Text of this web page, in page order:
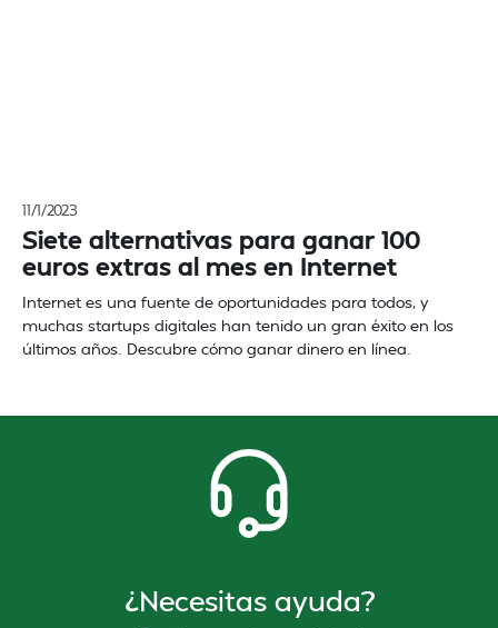
11/1/2023
Siete alternativas para ganar 100
euros extras al mes en Internet
Internet es una fuente de oportunidades para todos, y
muchas startups digitales han tenido un gran éxito en los
últimos años. Descubre cómo ganar dinero en línea.
¿Necesitas ayuda?